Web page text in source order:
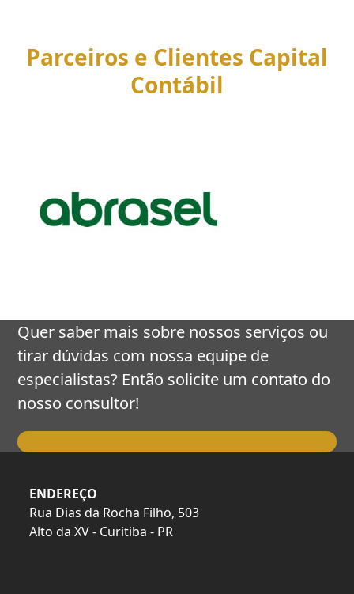
Parceiros e Clientes Capital
Contábil
right
carousel
navigation
buttons
Quer saber mais sobre nossos serviços ou
tirar dúvidas com nossa equipe de
especialistas? Então solicite um contato do
nosso consultor!
ENDEREÇO
Rua Dias da Rocha Filho, 503
Alto da XV - Curitiba - PR